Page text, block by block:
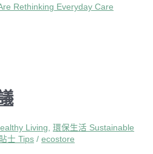
Rethinking Everyday Care
Living,環保生活 Sustainable
貼士 Tips /ecostore